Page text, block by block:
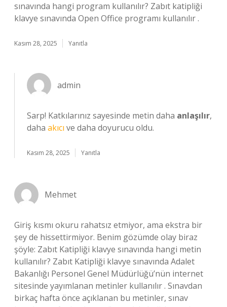
sınavında hangi program kullanılır? Zabıt katipliği
klavye sınavında Open Office programı kullanılır .
Kasım 28, 2025 Yanıtla
admin
Sarp! Katkılarınız sayesinde metin daha anlaşılır,
daha akıcı ve daha doyurucu oldu.
Kasım 28, 2025 Yanıtla
Mehmet
Giriş kısmı okuru rahatsız etmiyor, ama ekstra bir
şey de hissettirmiyor. Benim gözümde olay biraz
şöyle: Zabıt Katipliği klavye sınavında hangi metin
kullanılır? Zabıt Katipliği klavye sınavında Adalet
Bakanlığı Personel Genel Müdürlüğü’nün internet
sitesinde yayımlanan metinler kullanılır . Sınavdan
birkaç hafta önce açıklanan bu metinler, sınav